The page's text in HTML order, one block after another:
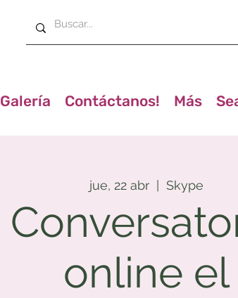
Galería Contáctanos! Más
jue, 22 abr
  |
Skype
online el